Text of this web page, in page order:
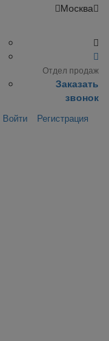
Москва
Отдел продаж
Заказать
звонок
Войти Регистрация